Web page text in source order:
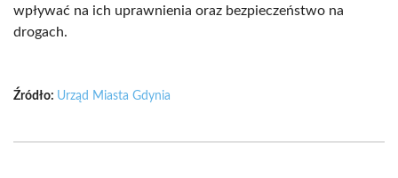
wpływać na ich uprawnienia oraz bezpieczeństwo na
drogach.
Źródło: Urząd Miasta Gdynia